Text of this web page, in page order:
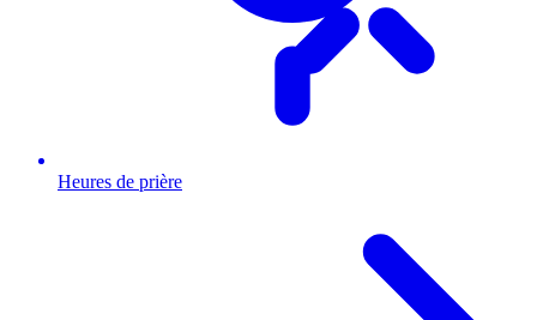
Heures de prière